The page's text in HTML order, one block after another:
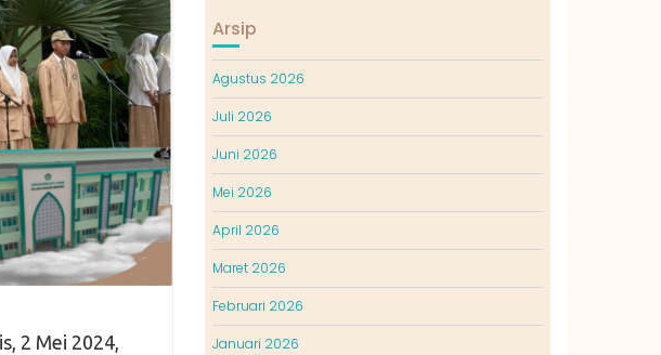
2 Mei 2024,
Arsip
Agustus 2026
Juli 2026
Juni 2026
Mei 2026
April 2026
Maret 2026
Februari 2026
Januari 2026